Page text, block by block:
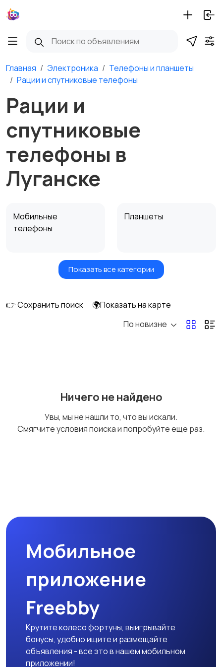
Главная Электроника
Телефоны и планшеты
Рации и спутниковые телефоны
Рации и
спутниковые
телефоны в
Луганске
Мобильные
телефоны
Планшеты
Умные часы и
Стационарные
Запчасти
аккумуляторы
Показать все категории
👉 Сохранить поиск
🌍Показать на карте
По новизне
Ничего не найдено
Увы, мы не нашли то, что вы искали.
Смягчите условия поиска и попробуйте еще раз.
Мобильное
приложение
Freebby
Крутите колесо фортуны, выигрывайте
бонусы, удобно ищите и размещайте
объявления - все это в нашем мобильном
приложении!